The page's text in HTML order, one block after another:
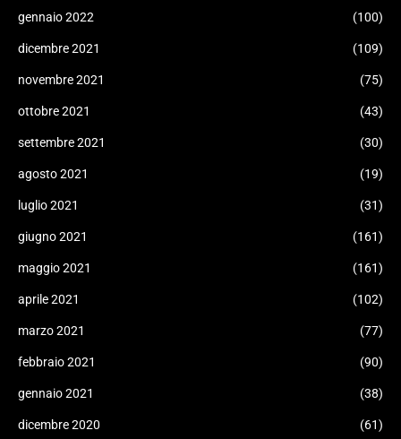
gennaio 2022 (100)
dicembre 2021 (109)
novembre 2021 (75)
ottobre 2021 (43)
settembre 2021 (30)
agosto 2021 (19)
luglio 2021 (31)
giugno 2021 (161)
maggio 2021 (161)
aprile 2021 (102)
marzo 2021 (77)
febbraio 2021 (90)
gennaio 2021 (38)
dicembre 2020 (61)